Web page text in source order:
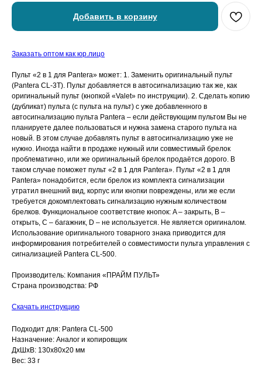
Добавить в корзину
Заказать оптом как юр.лицо
Пульт «2 в 1 для Pantera» может: 1. Заменить оригинальный пульт
(Pantera CL-3T). Пульт добавляется в автосигнализацию так же, как
оригинальный пульт (кнопкой «Valet» по инструкции). 2. Сделать копию
(дубликат) пульта (с пульта на пульт) с уже добавленного в
автосигнализацию пульта Pantera – если действующим пультом Вы не
планируете далее пользоваться и нужна замена старого пульта на
новый. В этом случае добавлять пульт в автосигнализацию уже не
нужно. Иногда найти в продаже нужный или совместимый брелок
проблематично, или же оригинальный брелок продаётся дорого. В
таком случае поможет пульт «2 в 1 для Pantera». Пульт «2 в 1 для
Pantera» понадобится, если брелок из комплекта сигнализации
утратил внешний вид, корпус или кнопки повреждены, или же если
требуется докомплектовать сигнализацию нужным количеством
брелков. Функциональное соответствие кнопок: A – закрыть, B –
открыть, C – багажник, D – не используется. Не является оригиналом.
Использование оригинального товарного знака приводится для
информирования потребителей о совместимости пульта управления с
сигнализацией Pantera CL-500.
Производитель: Компания «ПРАЙМ ПУЛЬТ»
Страна производства: РФ
Скачать инструкцию
Подходит для: Pantera CL-500
Назначение: Аналог и копировщик
ДxШxВ: 130x80x20 мм
Вес: 33 г